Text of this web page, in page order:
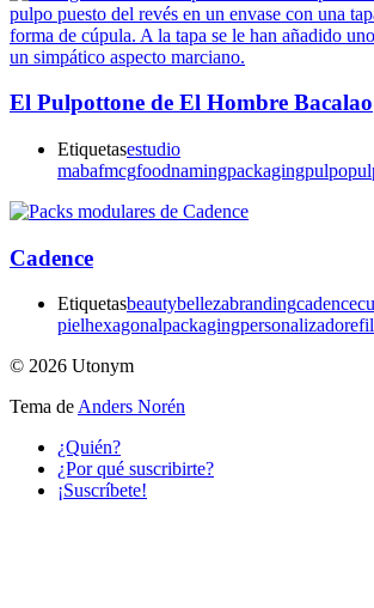
El Pulpottone de El Hombre Bacalao
Etiquetasestudio
mabafmcgfoodnamingpackagingpulpo
Cadence
Etiquetasbeautybellezabrandingcadence
pielhexagonalpackagingpersonalizado
© 2026 Utonym
Tema deAnders Norén
¿Quién?
¿Por qué suscribirte?
¡Suscríbete!